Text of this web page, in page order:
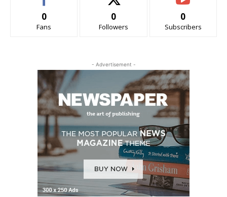
0
Fans
0
Followers
0
Subscribers
- Advertisement -